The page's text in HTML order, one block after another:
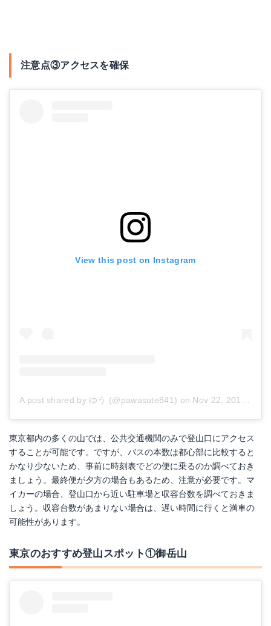
注意点③アクセスを確保
View this post on Instagram
A post shared by ゆう (@pawasute841) on Nov 22, 2017 at 3:31am PST
東京都内の多くの山では、公共交通機関のみで登山口にアクセス
することが可能です。ですが、バスの本数は都心部に比較すると
かなり少ないため、事前に時刻表でどの便に乗るのか調べておき
ましょう。最終便が夕方の場合もあるため、注意が必要です。マ
イカーの場合、登山口から近い駐車場と収容台数を調べておきま
しょう。収容台数があまりない場合は、遅い時間に行くと満車の
可能性があります。
東京のおすすめ登山スポット①御岳山